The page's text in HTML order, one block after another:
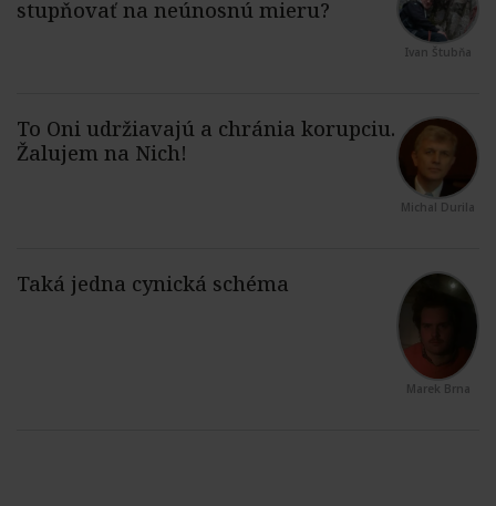
Ivan Štubňa
Michal Durila
Marek Brna